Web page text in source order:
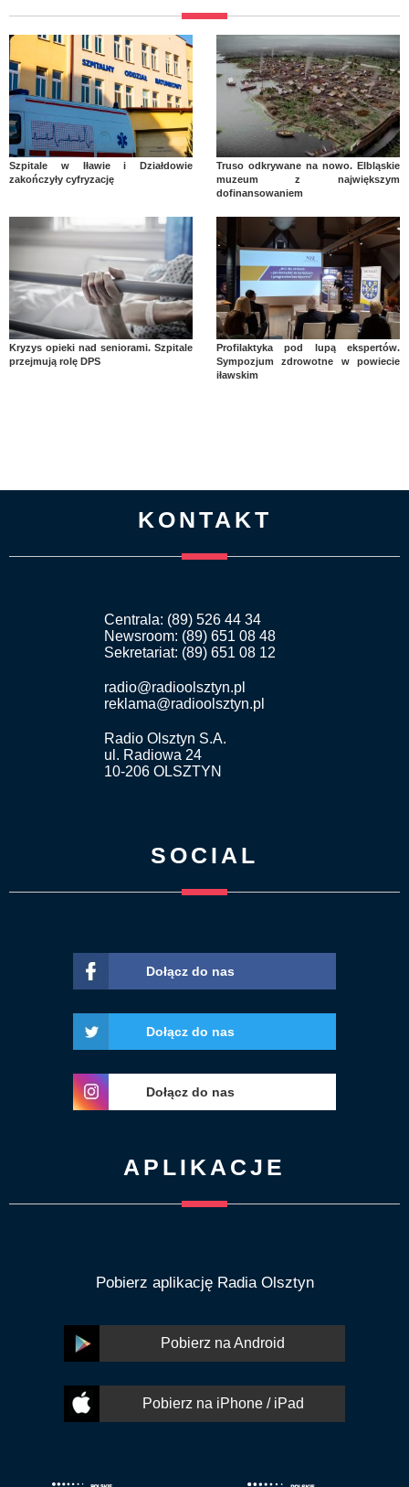
Szpitale w Iławie i Działdowie
zakończyły cyfryzację
Truso odkrywane na nowo. Elbląskie
muzeum z największym
dofinansowaniem
Kryzys opieki nad seniorami. Szpitale
przejmują rolę DPS
Profilaktyka pod lupą ekspertów.
Sympozjum zdrowotne w powiecie
iławskim
KONTAKT
Centrala: (89) 526 44 34
Newsroom: (89) 651 08 48
Sekretariat: (89) 651 08 12
radio@radioolsztyn.pl
reklama@radioolsztyn.pl
Radio Olsztyn S.A.
ul. Radiowa 24
10-206 OLSZTYN
SOCIAL
Dołącz do nas
Dołącz do nas
Dołącz do nas
APLIKACJE
Pobierz aplikację Radia Olsztyn
Pobierz na Android
Pobierz na iPhone / iPad